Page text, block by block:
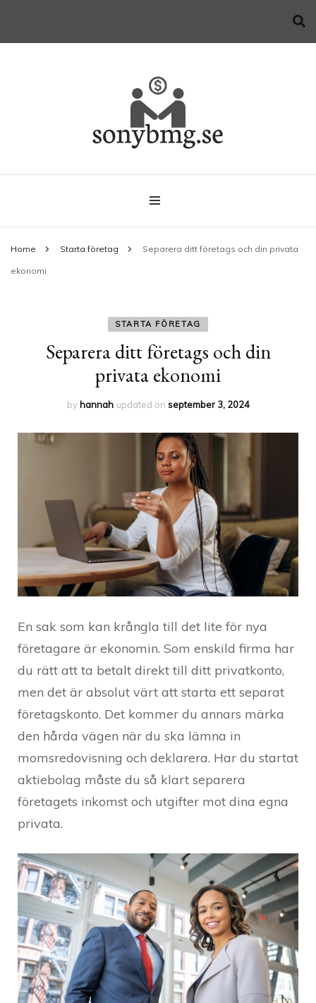
sonybmg.se
Home Starta företag Separera ditt företags och din privata
ekonomi
STARTA FÖRETAG
Separera ditt företags och din
privata ekonomi
by hannah updated on september 3, 2024
En sak som kan krångla till det lite för nya
företagare är ekonomin. Som enskild firma har
du rätt att ta betalt direkt till ditt privatkonto,
men det är absolut värt att starta ett separat
företagskonto. Det kommer du annars märka
den hårda vägen när du ska lämna in
momsredovisning och deklarera. Har du startat
aktiebolag måste du så klart separera
företagets inkomst och utgifter mot dina egna
privata.